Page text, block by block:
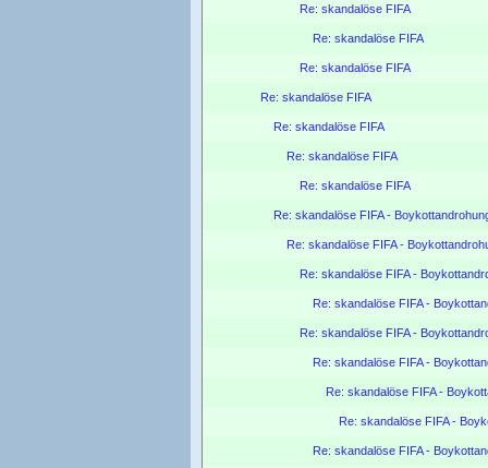
Re: skandalöse FIFA
Re: skandalöse FIFA
Re: skandalöse FIFA
Re: skandalöse FIFA
Re: skandalöse FIFA
Re: skandalöse FIFA
Re: skandalöse FIFA
Re: skandalöse FIFA -
Re: skandalöse FIFA -
Re: skandalöse FIFA -
Re: skandalöse FIFA -
Re: skandalöse FIFA -
Re: skandalöse FIFA -
Re: skandalöse FIFA -
Re: skandalöse FIFA -
Re: skandalöse FIFA -